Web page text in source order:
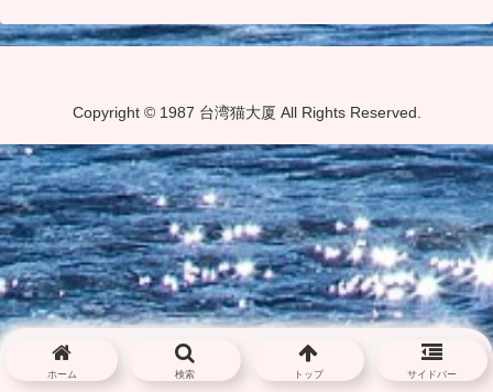
Copyright © 1987 台湾猫大厦 All Rights Reserved.
ホーム 検索 トップ サイドバー